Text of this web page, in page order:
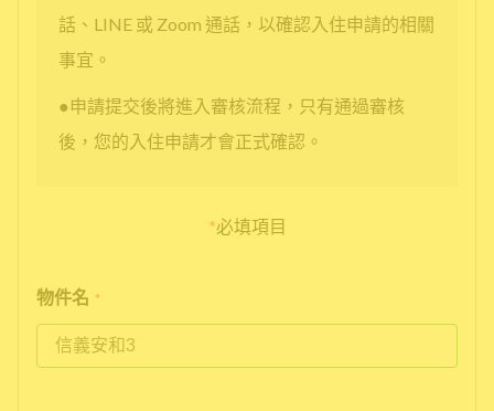
話、LINE 或 Zoom 通話，以確認入住申請的相關
事宜。
●申請提交後將進入審核流程，只有通過審核
後，您的入住申請才會正式確認。
*必填項目
物件名 *